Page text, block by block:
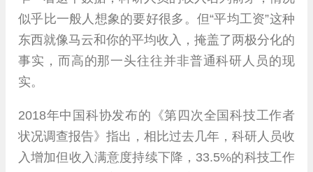
似乎比一般人想象的要好很多。但“平均工资”这种
东西就像马云和你的平均收入，掩盖了两极分化的
事实，而高的那一头往往并非普通科研人员的现
实。
2018年中国科协发布的《第四次全国科技工作者
状况调查报告》指出，相比过去几年，科研人员收
入增加但收入满意度持续下降，33.5%的科技工作